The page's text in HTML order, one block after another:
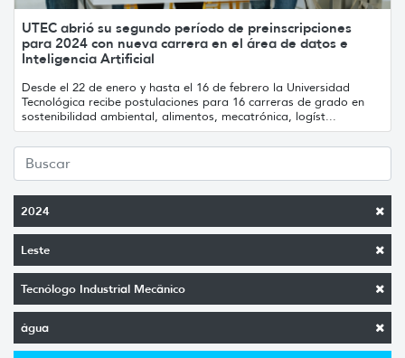
2024
Leste
Tecnólogo Industrial Mecânico
água
UTEC abrió su segundo período de preinscripciones
para 2024 con nueva carrera en el área de datos e
Inteligencia Artificial
Desde el 22 de enero y hasta el 16 de febrero la Universidad
Tecnológica recibe postulaciones para 16 carreras de grado en
sostenibilidad ambiental, alimentos, mecatrónica, logíst...